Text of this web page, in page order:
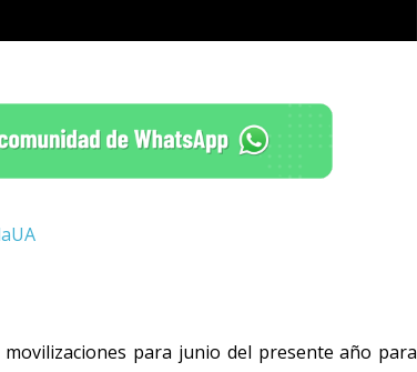
para junio del presente año para